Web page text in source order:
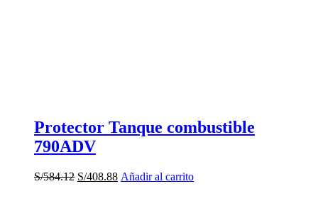
Protector Tanque combustible
790ADV
S/584.12 El
S/408.88ElAñadir al carrito